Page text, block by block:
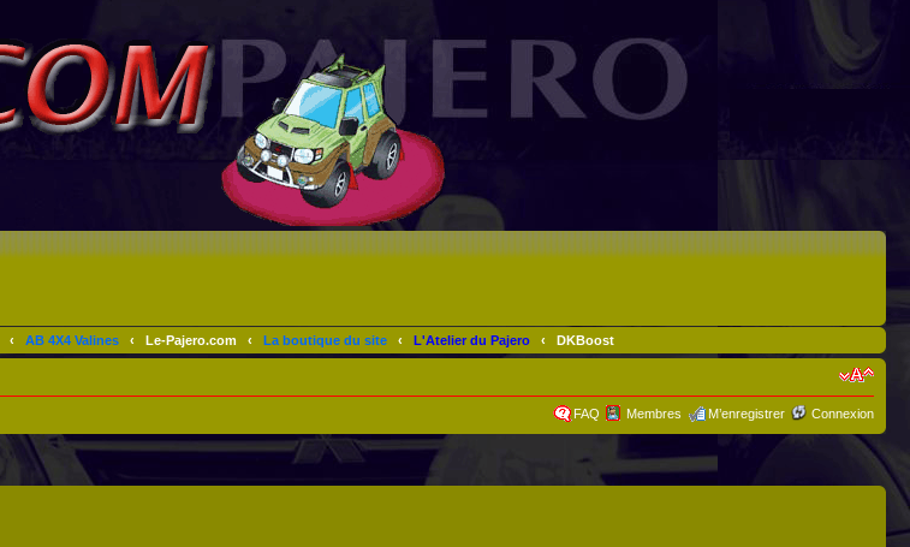
‹ AB 4X4 Valines ‹ Le-Pajero.com ‹ La boutique du site ‹ L'Atelier du Pajero ‹ DKBoost
FAQ Membres M’enregistrer Connexion